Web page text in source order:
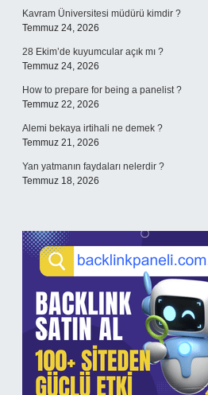
Kavram Üniversitesi müdürü kimdir ?
Temmuz 24, 2026
28 Ekim’de kuyumcular açık mı ?
Temmuz 24, 2026
How to prepare for being a panelist ?
Temmuz 22, 2026
Alemi bekaya irtihali ne demek ?
Temmuz 21, 2026
Yan yatmanın faydaları nelerdir ?
Temmuz 18, 2026